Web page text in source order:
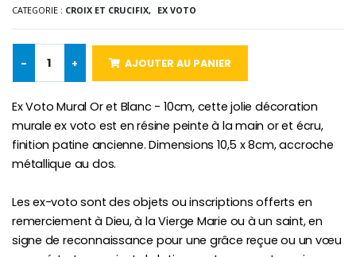
€78.00 €58.50
Huile d'Onction
€9.90
Bougie Neuvaine pour une Guérison - 17.5cm
€4.90
€5.00
€23.00
CATEGORIE : CROIX ET CRUCIFIX, EX VOTO
- + AJOUTER AU PANIER
Ex Voto Mural Or et Blanc - 10cm, cette jolie décoration
murale ex voto est en résine peinte à la main or et écru,
finition patine ancienne. Dimensions 10,5 x 8cm, accroche
métallique au dos.
Les ex-voto sont des objets ou inscriptions offerts en
remerciement à Dieu, à la Vierge Marie ou à un saint, en
signe de reconnaissance pour une grâce reçue ou un vœu